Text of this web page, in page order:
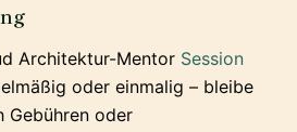
Architektur-Mentor Session
oder einmalig – bleibe
Gebühren oder